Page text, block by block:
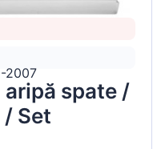
2007
aripă spate /
Set